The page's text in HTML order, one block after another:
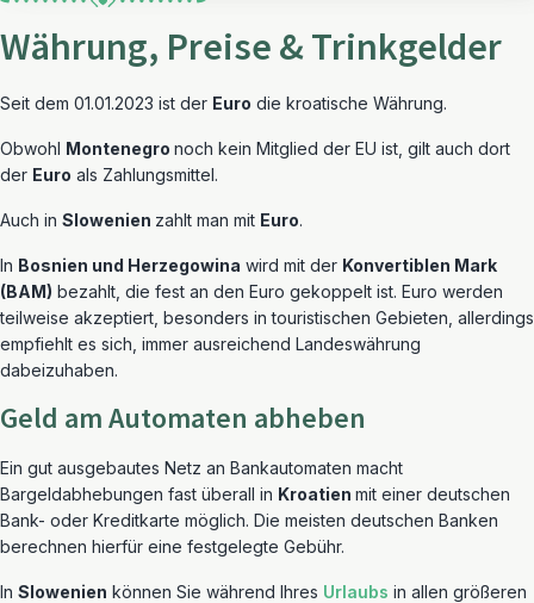
Währung, Preise & Trinkgelder
Seit dem 01.01.2023 ist der Euro die kroatische Währung.
Obwohl Montenegro noch kein Mitglied der EU ist, gilt auch dort
der Euro als Zahlungsmittel.
Auch in Slowenien zahlt man mit Euro.
In Bosnien und Herzegowina wird mit der Konvertiblen Mark
(BAM) bezahlt, die fest an den Euro gekoppelt ist. Euro werden
teilweise akzeptiert, besonders in touristischen Gebieten, allerdings
empfiehlt es sich, immer ausreichend Landeswährung
dabeizuhaben.
Geld am Automaten abheben
Ein gut ausgebautes Netz an Bankautomaten macht
Bargeldabhebungen fast überall in Kroatien mit einer deutschen
Bank- oder Kreditkarte möglich. Die meisten deutschen Banken
berechnen hierfür eine festgelegte Gebühr.
In Slowenien können Sie während Ihres Urlaubs in allen größeren